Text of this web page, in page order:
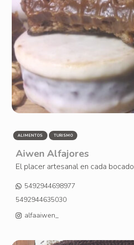
ALIMENTOS TURISMO
Aiwen Alfajores
El placer artesanal en cada bocado
5492944698977
5492944635030
alfaaiwen_